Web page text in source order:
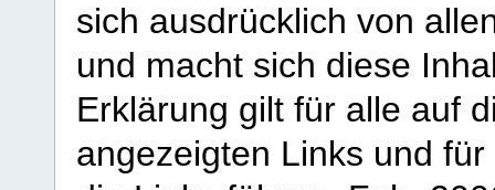
sich ausdrücklich von
und macht sich diese
Erklärung gilt für alle auf
angezeigten Links und